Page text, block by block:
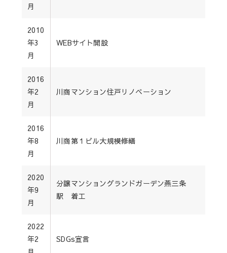
月
2010
年3
月
WEBサイト開設
2016
年2
月
川商マンション住戸リノベーション
2016
年8
月
川商第１ビル大規模修繕
2020
年9
月
分譲マンショングランドガーデン燕三条
駅 着工
2022
年2
SDGs宣言